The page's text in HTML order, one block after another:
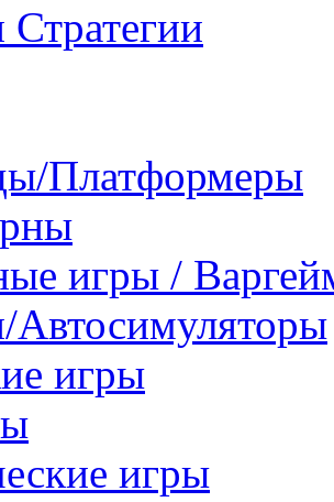
Стратегии
Платформеры
игры /
Автосимуляторы
игры
игры